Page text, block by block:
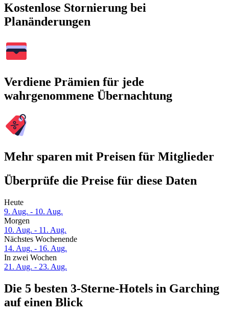
Kostenlose Stornierung bei
Planänderungen
Verdiene Prämien für jede
wahrgenommene Übernachtung
Mehr sparen mit Preisen für Mitglieder
Überprüfe die Preise für diese Daten
Heute
9. Aug. - 10. Aug.
Morgen
10. Aug. - 11. Aug.
Nächstes Wochenende
14. Aug. - 16. Aug.
In zwei Wochen
21. Aug. - 23. Aug.
Die 5 besten 3-Sterne-Hotels in Garching
auf einen Blick